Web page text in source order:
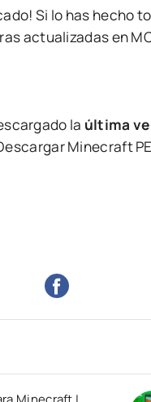
Si lo has hecho
actualizadas en
la última
Minecraft